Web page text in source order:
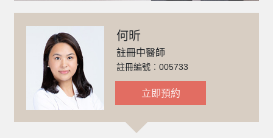
何昕
註冊中醫師
註冊編號︰005733
立即預約